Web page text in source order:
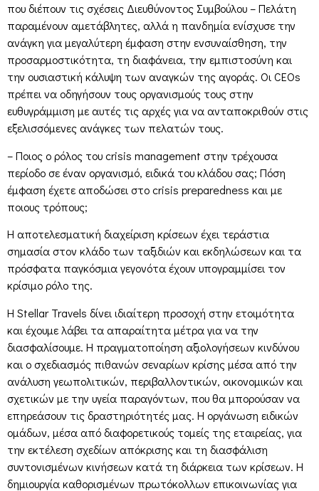
που διέπουν τις σχέσεις Διευθύνοντος Συμβούλου – Πελάτη
παραμένουν αμετάβλητες, αλλά η πανδημία ενίσχυσε την
ανάγκη για μεγαλύτερη έμφαση στην ενσυναίσθηση, την
προσαρμοστικότητα, τη διαφάνεια, την εμπιστοσύνη και
την ουσιαστική κάλυψη των αναγκών της αγοράς. Οι CEOs
πρέπει να οδηγήσουν τους οργανισμούς τους στην
ευθυγράμμιση με αυτές τις αρχές για να ανταποκριθούν στις
εξελισσόμενες ανάγκες των πελατών τους.
– Ποιος ο ρόλος του crisis management στην τρέχουσα
περίοδο σε έναν οργανισμό, ειδικά του κλάδου σας; Πόση
έμφαση έχετε αποδώσει στο crisis preparedness και με
ποιους τρόπους;
Η αποτελεσματική διαχείριση κρίσεων έχει τεράστια
σημασία στον κλάδο των ταξιδιών και εκδηλώσεων και τα
πρόσφατα παγκόσμια γεγονότα έχουν υπογραμμίσει τον
κρίσιμο ρόλο της.
H Stellar Travels δίνει ιδιαίτερη προσοχή στην ετοιμότητα
και έχουμε λάβει τα απαραίτητα μέτρα για να την
διασφαλίσουμε. Η πραγματοποίηση αξιολογήσεων κινδύνου
και ο σχεδιασμός πιθανών σεναρίων κρίσης μέσα από την
ανάλυση γεωπολιτικών, περιβαλλοντικών, οικονομικών και
σχετικών με την υγεία παραγόντων, που θα μπορούσαν να
επηρεάσουν τις δραστηριότητές μας. Η οργάνωση ειδικών
ομάδων, μέσα από διαφορετικούς τομείς της εταιρείας, για
την εκτέλεση σχεδίων απόκρισης και τη διασφάλιση
συντονισμένων κινήσεων κατά τη διάρκεια των κρίσεων. Η
δημιουργία καθορισμένων πρωτόκολλων επικοινωνίας για